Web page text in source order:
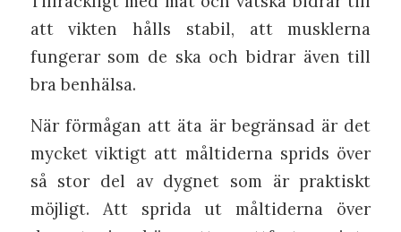
att vikten hålls stabil, att musklerna
fungerar som de ska och bidrar även till
bra benhälsa.
När förmågan att äta är begränsad är det
mycket viktigt att måltiderna sprids över
så stor del av dygnet som är praktiskt
möjligt. Att sprida ut måltiderna över